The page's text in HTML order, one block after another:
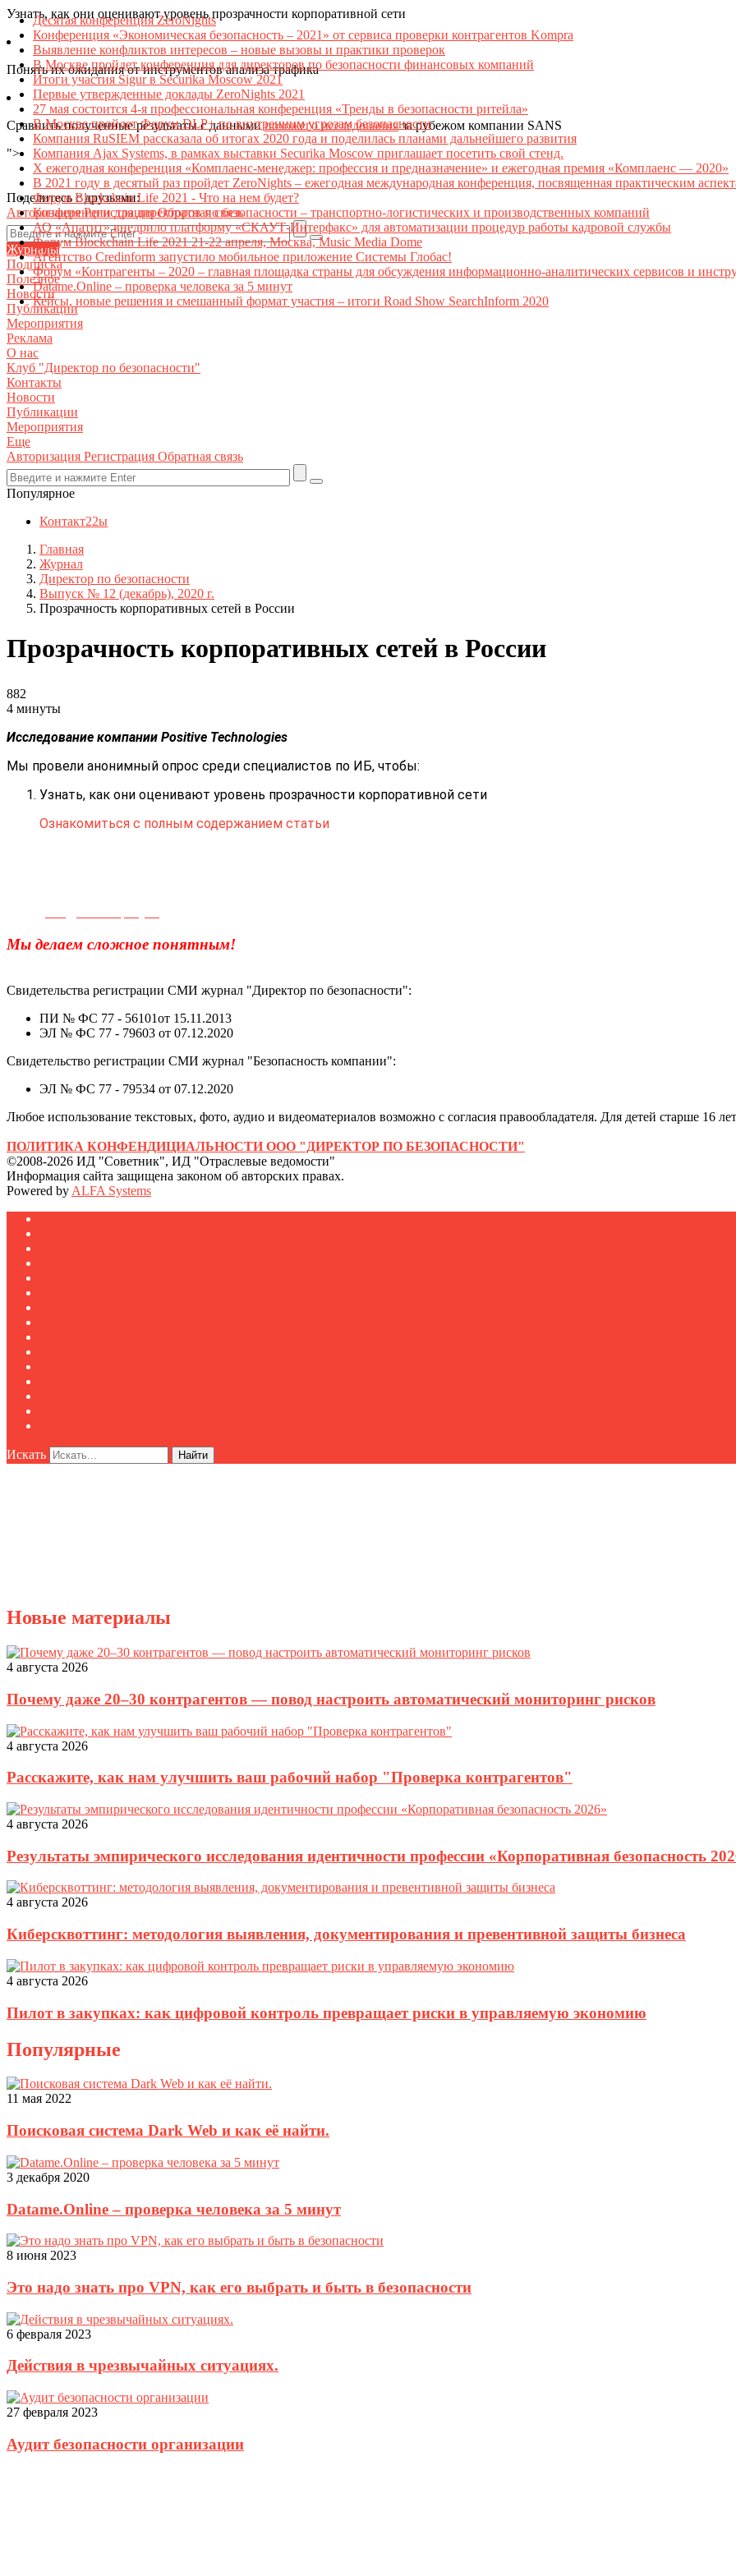
Узнать, как они оценивают уровень прозрачности корпоративной сети
Понять их ожидания от инструментов анализа трафика
Сравнить полученные результаты с даннымипохожего исследованияза рубежом компании SANS
">
Поделитесь с друзьями:
АвторизацияРегистрацияОбратная связь
Журналы
Подписка
Полезное
Новости
Публикации
Мероприятия
Реклама
О нас
Клуб "Директор по безопасности"
Контакты
Новости
Публикации
Мероприятия
Еще
Авторизация Регистрация Обратная связь
Популярное
Десятая конференция ZeroNights
Конференция «Экономическая безопасность – 2021» от сервиса проверки контрагентов Kompra
Выявление конфликтов интересов – новые вызовы и практики проверок
В Москве пройдет конференция для директоров по безопасности финансовых компаний
Итоги участия Sigur в Securika Moscow 2021
Первые утвержденные доклады ZeroNights 2021
27 мая состоится 4-я профессиональная конференция «Тренды в безопасности ритейла»
В Москве пройдет Форум DLP+ по внутренним угрозам безопасности
Компания RuSIEM рассказала об итогах 2020 года и поделилась планами дальнейшего развития
Компания Ajax Systems, в рамках выставки Securika Moscow приглашает посетить свой стенд.
X ежегодная конференция «Комплаенс-менеджер: профессия и предназначение» и ежегодная премия «Комплаенс — 2020»
В 2021 году в десятый раз пройдет ZeroNights – ежегодная международная конференция, посвященная практическим
Форум Blockchain Life 2021 - Что на нем будет?
Конференции для директоров по безопасности – транспортно-логистических и производственных компаний
АО «Апатит» внедрило платформу «СКАУТ-Интерфакс» для автоматизации процедур работы кадровой службы
Форум Blockchain Life 2021 21-22 апреля, Москва, Music Media Dome
Агентство Credinform запустило мобильное приложение Системы Глобас!
Форум «Контрагенты – 2020 – главная площадка страны для обсуждения информационно-аналитических сервисов и
Datame.Online – проверка человека за 5 минут
Кейсы, новые решения и смешанный формат участия – итоги Road Show SearchInform 2020
Контакт22ы
Главная
Журнал
Директор по безопасности
Выпуск № 12 (декабрь), 2020 г.
Прозрачность корпоративных сетей в России
Прозрачность корпоративных сетей в России
882
4 минуты
Исследование компании Positive Technologies
Мы провели анонимный опрос среди специалистов по ИБ, чтобы:
Узнать, как они оценивают уровень прозрачности корпоративной сети
Ознакомиться с полным содержанием статьи
Мы делаем сложное понятным!
Свидетельства регистрации СМИ журнал "Директор по безопасности":
ПИ № ФС 77 - 56101от 15.11.2013
ЭЛ № ФС 77 - 79603 от 07.12.2020
Свидетельство регистрации СМИ журнал "Безопасность компании":
ЭЛ № ФС 77 - 79534 от 07.12.2020
Любое использование текстовых, фото, аудио и видеоматериалов возможно с согласия правообладателя. Для детей старше 16
ПОЛИТИКА КОНФЕНДИЦИАЛЬНОСТИ ООО "ДИРЕКТОР ПО БЕЗОПАСНОСТИ"
©2008-2026 ИД "Советник", ИД "Отраслевые ведомости"
Информация сайта защищена законом об авторских правах.
Powered by ALFA Systems
Искать Найти
Новые материалы
4 августа 2026
Почему даже 20–30 контрагентов — повод настроить автоматический мониторинг рисков
4 августа 2026
Расскажите, как нам улучшить ваш рабочий набор "Проверка контрагентов"
4 августа 2026
Результаты эмпирического исследования идентичности профессии «Корпоративная безопасность
4 августа 2026
Киберсквоттинг: методология выявления, документирования и превентивной защиты бизнеса
4 августа 2026
Пилот в закупках: как цифровой контроль превращает риски в управляемую экономию
Популярные
11 мая 2022
Поисковая система Dark Web и как её найти.
3 декабря 2020
Datame.Online – проверка человека за 5 минут
8 июня 2023
Это надо знать про VPN, как его выбрать и быть в безопасности
6 февраля 2023
Действия в чрезвычайных ситуациях.
27 февраля 2023
Аудит безопасности организации